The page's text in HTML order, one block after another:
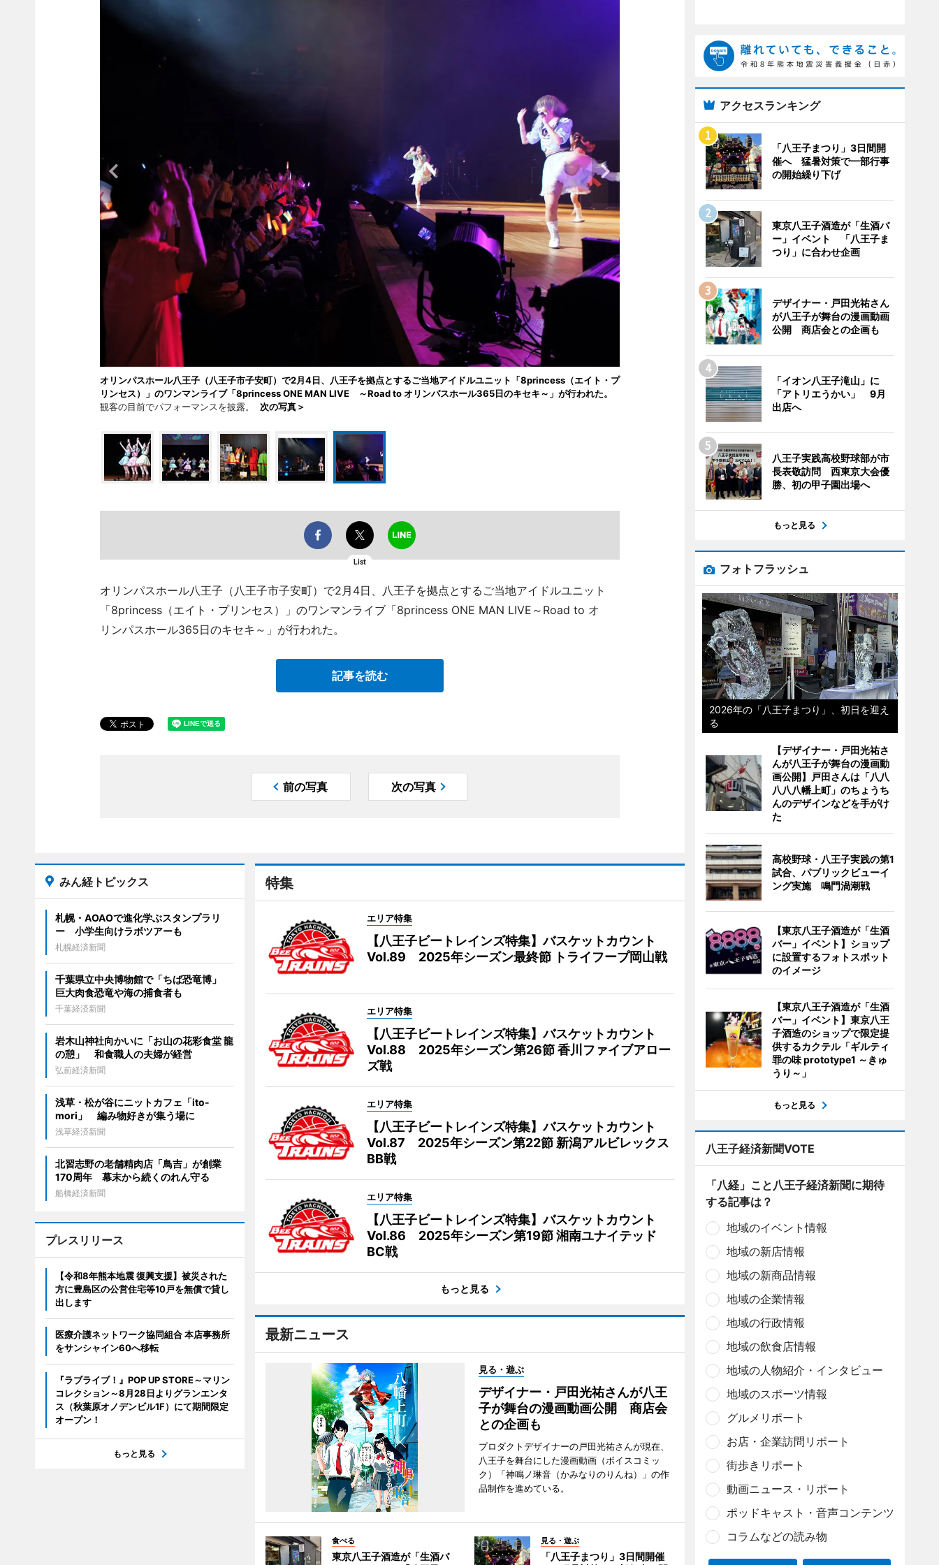
オリンパスホール八王子（八王子市子安町）で2月4日、八王子を拠点とするご当地アイドルユニット「8princess（エイト・プ
リンセス）」のワンマンライブ「8princess ONE MAN LIVE ～Road to オリンパスホール365日のキセキ～」が行われた。
観客の目前でパフォーマンスを披露。 次の写真＞
List
オリンパスホール八王子（八王子市子安町）で2月4日、八王子を拠点とするご当地アイドルユニット
「8princess（エイト・プリンセス）」のワンマンライブ「8princess ONE MAN LIVE～Road to オ
リンパスホール365日のキセキ～」が行われた。
記事を読む
前の写真 次の写真
特集
エリア特集
【八王子ビートレインズ特集】バスケットカウント
Vol.89 2025年シーズン最終節 トライフープ岡山戦
エリア特集
【八王子ビートレインズ特集】バスケットカウント
Vol.88 2025年シーズン第26節 香川ファイブアロー
ズ戦
エリア特集
【八王子ビートレインズ特集】バスケットカウント
Vol.87 2025年シーズン第22節 新潟アルビレックス
BB戦
エリア特集
【八王子ビートレインズ特集】バスケットカウント
Vol.86 2025年シーズン第19節 湘南ユナイテッド
BC戦
もっと見る
最新ニュース
見る・遊ぶ
デザイナー・戸田光祐さんが八王
子が舞台の漫画動画公開 商店会
との企画も
プロダクトデザイナーの戸田光祐さんが現在、
八王子を舞台にした漫画動画（ボイスコミッ
ク）「神鳴ノ琳音（かみなりのりんね）」の作
品制作を進めている。
食べる
東京八王子酒造が「生酒バ
見る・遊ぶ
「八王子まつり」3日間開催
みん経トピックス
札幌・AOAOで進化学ぶスタンプラリ
ー 小学生向けラボツアーも
札幌経済新聞
千葉県立中央博物館で「ちば恐竜博」
巨大肉食恐竜や海の捕食者も
千葉経済新聞
岩木山神社向かいに「お山の花彩食堂 龍
の憩」 和食職人の夫婦が経営
弘前経済新聞
浅草・松が谷にニットカフェ「ito-
mori」 編み物好きが集う場に
浅草経済新聞
北習志野の老舗精肉店「鳥吉」が創業
170周年 幕末から続くのれん守る
船橋経済新聞
プレスリリース
【令和8年熊本地震 復興支援】被災された
方に豊島区の公営住宅等10戸を無償で貸し
出します
医療介護ネットワーク協同組合 本店事務所
をサンシャイン60へ移転
『ラブライブ！』POP UP STORE～マリン
コレクション～8月28日よりグランエンタ
ス（秋葉原オノデンビル1F）にて期間限定
オープン！
もっと見る
アクセスランキング
「八王子まつり」3日間開
催へ 猛暑対策で一部行事
の開始繰り下げ
東京八王子酒造が「生酒バ
ー」イベント 「八王子ま
つり」に合わせ企画
デザイナー・戸田光祐さん
が八王子が舞台の漫画動画
公開 商店会との企画も
「イオン八王子滝山」に
「アトリエうかい」 9月
出店へ
八王子実践高校野球部が市
長表敬訪問 西東京大会優
勝、初の甲子園出場へ
もっと見る
フォトフラッシュ
2026年の「八王子まつり」、初日を迎え
る
【デザイナー・戸田光祐さ
んが八王子が舞台の漫画動
画公開】戸田さんは「八八
八八八幡上町」のちょうち
んのデザインなどを手がけ
た
高校野球・八王子実践の第1
試合、パブリックビューイ
ング実施 鳴門渦潮戦
【東京八王子酒造が「生酒
バー」イベント】ショップ
に設置するフォトスポット
のイメージ
【東京八王子酒造が「生酒
バー」イベント】東京八王
子酒造のショップで限定提
供するカクテル「ギルティ
罪の味 prototype1 ～きゅ
うり～」
もっと見る
八王子経済新聞VOTE
「八経」こと八王子経済新聞に期待
する記事は？
地域のイベント情報
地域の新店情報
地域の新商品情報
地域の企業情報
地域の行政情報
地域の飲食店情報
地域の人物紹介・インタビュー
地域のスポーツ情報
グルメリポート
お店・企業訪問リポート
街歩きリポート
動画ニュース・リポート
ポッドキャスト・音声コンテンツ
コラムなどの読み物